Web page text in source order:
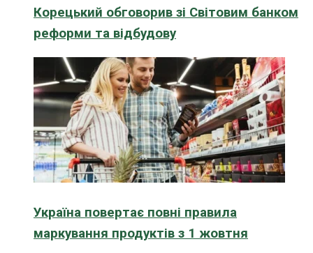
Корецький обговорив зі Світовим банком
реформи та відбудову
Україна повертає повні правила
маркування продуктів з 1 жовтня